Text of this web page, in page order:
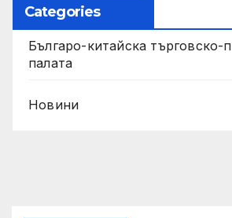
Categories
Българо-китайска
палата
Новини